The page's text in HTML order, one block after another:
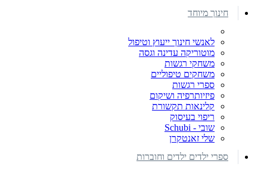
חינוך מיוחד
לאנשי חינוך ייעוץ וטיפול
מוטוריקה עדינה וגסה
משחקי רגשות
משחקים טיפוליים
ספרי רגשות
פיזיותרפיה ושיקום
קלינאות תקשורת
ריפוי בעיסוק
שובי - Schubi
שלי זאנטקרן
ספרי ילדים ילדים וחוברות